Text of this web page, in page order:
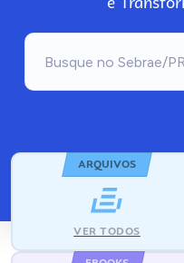
ARQUIVOS
VER TODOS